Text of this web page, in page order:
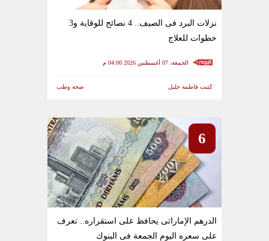
نزلات البرد فى الصيف.. 4 نصائح للوقاية و3
خطوات للعلاج
الجمعة، 07 أغسطس 2026 04:00 م
كتبت فاطمة خليل صحة وطب
6
الدرهم الإماراتى يحافظ على استقراره.. تعرف
على سعره اليوم الجمعة فى البنوك